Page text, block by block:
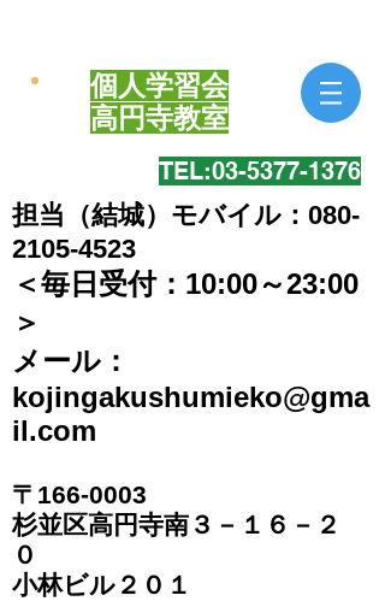
個人学習会
​高円寺教室
TEL:​03-5377-1376
担当（結城）モバイル：080-
2105-4523
＜毎日受付：10:00～23:00
＞
​メール：
kojingakushumieko@gma
il.com
〒166-0003
​杉並区高円寺南３－１６－２
０
​小林ビル２０１